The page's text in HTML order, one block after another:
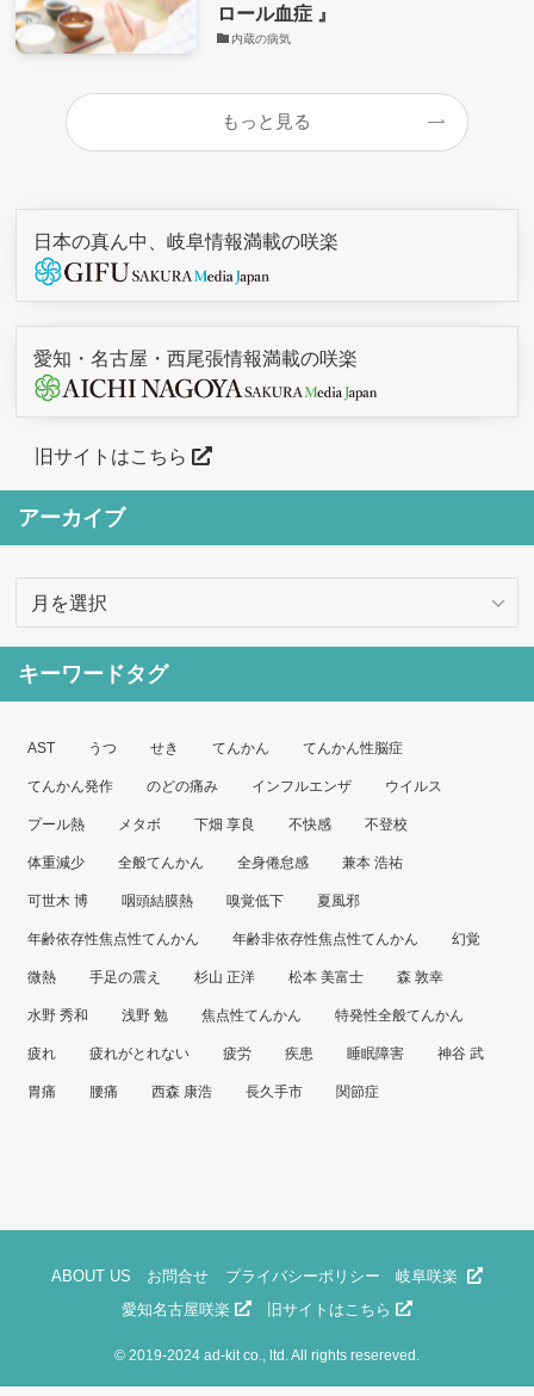
ロール血症 』
内蔵の病気
もっと見る
日本の真ん中、岐阜情報満載の咲楽
愛知・名古屋・西尾張情報満載の咲楽
旧サイトはこちら
アーカイブ
カ
イ
キーワードタグ
AST うつ せき てんかん てんかん性脳症
てんかん発作 のどの痛み インフルエンザ ウイルス
プール熱 メタボ 下畑 享良 不快感 不登校
体重減少 全般てんかん 全身倦怠感 兼本 浩祐
可世木 博 咽頭結膜熱 嗅覚低下 夏風邪
年齢依存性焦点性てんかん 年齢非依存性焦点性てんかん 幻覚
微熱 手足の震え 杉山 正洋 松本 美富士 森 敦幸
水野 秀和 浅野 勉 焦点性てんかん 特発性全般てんかん
疲れ 疲れがとれない 疲労 疾患 睡眠障害 神谷 武
胃痛 腰痛 西森 康浩 長久手市 関節症
ABOUT US お問合せ プライバシーポリシー
岐阜咲楽
愛知名古屋咲楽
旧サイトはこちら
© 2019-2024 ad-kit co., ltd. All rights resereved.